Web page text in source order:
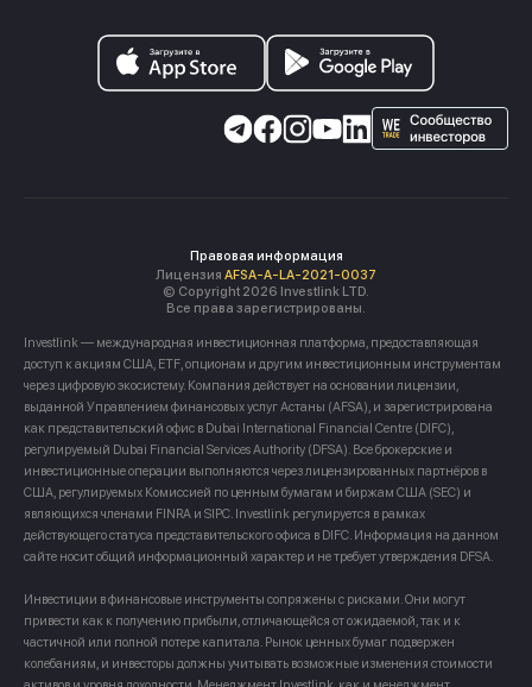
Правовая информация
Лицензия AFSA-A-LA-2021-0037
© Copyright 2026 Investlink LTD.
Все права зарегистрированы.
Investlink — международная инвестиционная платформа, предоставляющая
доступ к акциям США, ETF, опционам и другим инвестиционным инструментам
через цифровую экосистему. Компания действует на основании лицензии,
выданной Управлением финансовых услуг Астаны (AFSA), и зарегистрирована
как представительский офис в Dubai International Financial Centre (DIFC),
регулируемый Dubai Financial Services Authority (DFSA). Все брокерские и
инвестиционные операции выполняются через лицензированных партнёров в
США, регулируемых Комиссией по ценным бумагам и биржам США (SEC) и
являющихся членами FINRA и SIPC. Investlink регулируется в рамках
действующего статуса представительского офиса в DIFC. Информация на данном
сайте носит общий информационный характер и не требует утверждения DFSA.
Инвестиции в финансовые инструменты сопряжены с рисками. Они могут
привести как к получению прибыли, отличающейся от ожидаемой, так и к
частичной или полной потере капитала. Рынок ценных бумаг подвержен
колебаниям, и инвесторы должны учитывать возможные изменения стоимости